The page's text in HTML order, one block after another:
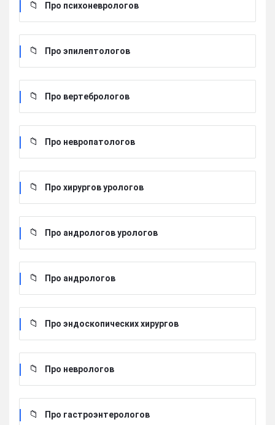
Про психоневрологов
Про эпилептологов
Про вертебрологов
Про невропатологов
Про хирургов урологов
Про андрологов урологов
Про андрологов
Про эндоскопических хирургов
Про неврологов
Про гастроэнтерологов